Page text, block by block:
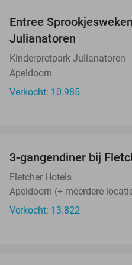
Entree
Julianatoren
Kinderpretpark Julianatoren
Apeldoorn
Verkocht: 10.985
3-gangendiner bij
Fletcher Hotels
Apeldoorn (+ meerdere
Verkocht: 13.822